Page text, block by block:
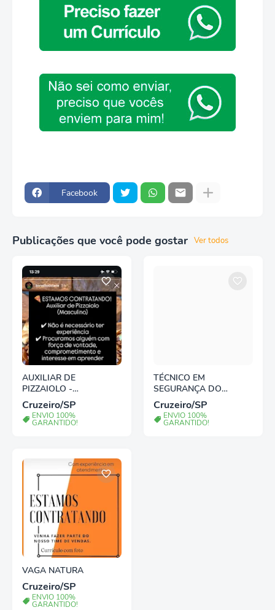
Facebook
Publicações que você pode gostar Ver todos
AUXILIAR DE
PIZZAIOLO -
PINDAMONHANGABA/S
P
Cruzeiro/SP
ENVIO 100%
GARANTIDO!
TÉCNICO EM
SEGURANÇA DO
TRABALHO
Cruzeiro/SP
ENVIO 100%
GARANTIDO!
VAGA NATURA
Cruzeiro/SP
ENVIO 100%
GARANTIDO!